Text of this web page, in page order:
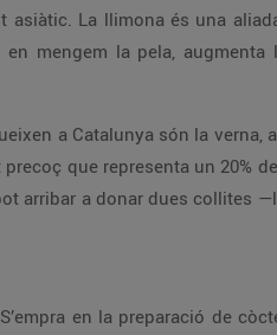
La llimona és una
mengem la pela, augmenta
a Catalunya són la verna,
que representa un 20%
arribar a donar dues collites
en la preparació de